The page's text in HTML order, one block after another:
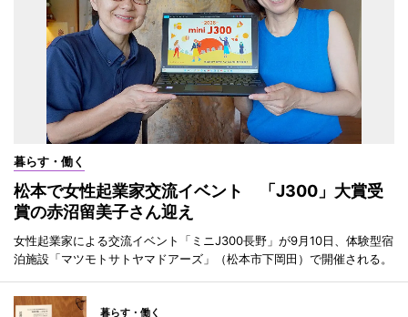
暮らす・働く
松本で女性起業家交流イベント 「J300」大賞受
賞の赤沼留美子さん迎え
女性起業家による交流イベント「ミニJ300長野」が9月10日、体験型宿
泊施設「マツモトサトヤマドアーズ」（松本市下岡田）で開催される。
暮らす・働く